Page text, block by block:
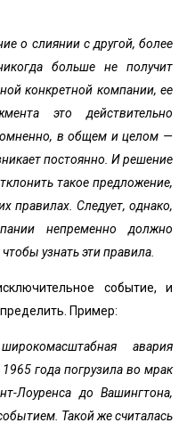
о слиянии с другой, более
больше не получит
конкретной компании, ее
это действительно
в общем и целом —
постоянно. И решение
такое предложение,
правилах. Следует, однако,
непременно должно
узнать эти правила.
событие, и
Пример:
авария
года погрузила во мрак
Лоуренса до Вашингтона,
Такой же считалась